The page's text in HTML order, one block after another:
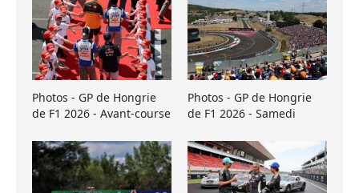
Photos - GP de Hongrie
de F1 2026 - Avant-course
Photos - GP de Hongrie
de F1 2026 - Samedi